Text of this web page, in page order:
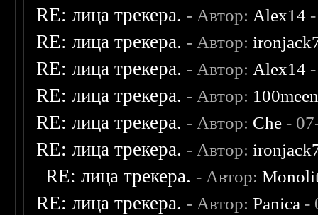
RE: лица трекера. - Автор: Alex14
RE: лица трекера. - Автор:
RE: лица трекера. - Автор: Alex14
RE: лица трекера. - Автор:
RE: лица трекера. - Автор: Che -
RE: лица трекера. - Автор:
RE: лица трекера. - Автор:
RE: лица трекера. - Автор:Panica -